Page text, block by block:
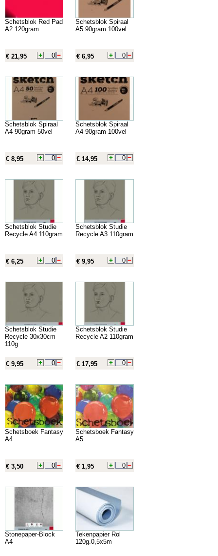
Schetsblok Red Pad
A2 120gram
€ 21,95
Schetsblok Spiraal
A5 90gram 100vel
€ 6,95
Schetsblok Spiraal
A4 90gram 50vel
€ 8,95
Schetsblok Spiraal
A4 90gram 100vel
€ 14,95
Schetsblok Studie
Recycle A4 110gram
€ 6,25
Schetsblok Studie
Recycle A3 110gram
€ 9,95
Schetsblok Studie
Recycle 30x30cm
110g
€ 9,95
Schetsblok Studie
Recycle A2 110gram
€ 17,95
Schetsboek Fantasy
A4
€ 3,50
Schetsboek Fantasy
A5
€ 1,95
Stonepaper-Block
A4
Tekenpapier Rol
120g.0,5x5m